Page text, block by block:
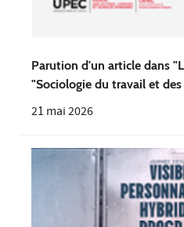
Parution d'un article dans
"Sociologie du travail et
21 mai 2026